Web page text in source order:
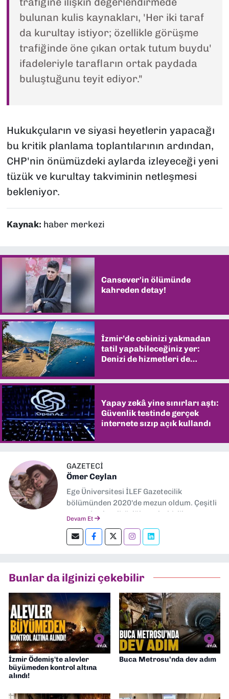
bulunan kulis kaynakları, 'Her iki taraf
da kurultay istiyor; özellikle görüşme
trafiğinde öne çıkan ortak tutum buydu'
ifadeleriyle tarafların ortak paydada
buluştuğunu teyit ediyor."
Hukukçuların ve siyasi heyetlerin yapacağı
bu kritik planlama toplantılarının ardından,
CHP'nin önümüzdeki aylarda izleyeceği yeni
tüzük ve kurultay takviminin netleşmesi
bekleniyor.
Kaynak: haber merkezi
Cansever'in ölümünde
kahreden detay!
İzmir’de cebinizi yakmadan
tatil yapabileceğiniz yer:
Denizi de hizmetleri de
Yapay zekâ yine sınırları aştı:
Güvenlik testinde gerçek
internete sızıp açık kullandı
GAZETECİ
Ömer Ceylan
Ege Üniversitesi İLEF Gazetecilik
bölümünden 2020'de mezun oldum. Çeşitli
gazetelerde editörlük, muhabirlik yaptım.
editörlük yapıyorum.
Devam Et
Bunlar da ilginizi çekebilir
İzmir Ödemiş'te alevler
büyümeden kontrol altına
alındı!
Buca Metrosu’nda dev adım